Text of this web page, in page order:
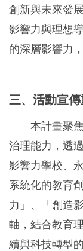
創新與未來發
影響力與理想
的深層影響力
三、活動宣
本計畫聚焦
治理能力，透
影響力學校、
系統化的教育
力」、「創造
軸，結合教育
續與科技轉型